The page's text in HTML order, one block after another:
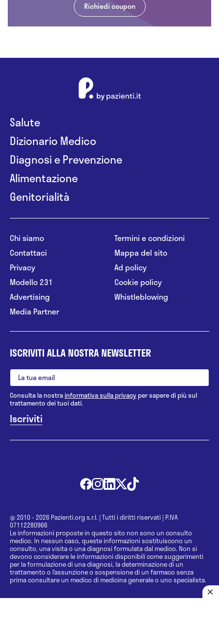
Richiedi coupon
Salute
Dizionario Medico
Diagnosi e Prevenzione
Alimentazione
Genitorialità
Chi siamo
Contattaci
Privacy
Modello 231
Advertising
Media Partner
Termini e condizioni
Mappa del sito
Ad policy
Cookie policy
Whistleblowing
ISCRIVITI ALLA NOSTRA NEWSLETTER
Consulta la nostrainformativa sulla privacy per sapere di più sul
trattamento dei tuoi dati.
@ 2010 - 2026 Pazienti.org s.r.l. | Tutti i diritti riservati | P.IVA
07112280966
Le informazioni proposte in questo sito non sono un consulto
medico. In nessun caso, queste informazioni sostituiscono un
consulto, una visita o una diagnosi formulata dal medico. Non si
devono considerare le informazioni disponibili come suggerimenti
per la formulazione di una diagnosi, la determinazione di un
trattamento o l’assunzione o sospensione di un farmaco senza
prima consultare un medico di medicina generale o uno specialista.